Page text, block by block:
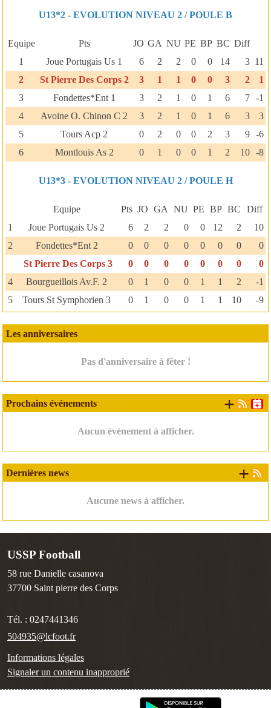
U13*2 - EVOLUTION NIVEAU 2 / POULE B
Equipe Pts JO GA NU PE BP BC Diff
1
Joue Portugais Us 1 6 2 2 0 0 14 3 11
2
St Pierre Des Corps 2 3 1 1 0 0 3 2
1
3
Fondettes*Ent 1 3 2 1 0 1 6 7 -1
4
Avoine O. Chinon C 2 3 2 1 0 1 6 3
3
5
Tours Acp 2 0 2 0 0 2 3 9 -6
6
Montlouis As 2 0 1 0 0 1 2 10 -8
U13*3 - EVOLUTION NIVEAU 2 / POULE H
Equipe Pts JO GA NU PE BP BC
Diff
1
Joue Portugais Us 2 6 2 2 0 0 12 2
10
2
Fondettes*Ent 2 0 0 0 0 0 0 0
0
St Pierre Des Corps 3
0 0 0 0 0 0 0
0
4
Bourgueillois Av.F. 2 0 1 0 0 1 1 2
-1
5
Tours St Symphorien 3 0 1 0 0 1 1 10 -9
Les anniversaires
Pas d'anniversaire à fêter !
Prochains événements
Aucun évènement à afficher.
+
Dernières news
Aucune news à afficher.
+
USSP Football
58 rue Danielle casanova
37700 Saint pierre des Corps
Tél. : 0247441346
504935@lcfoot.fr
Informations légales
Signaler un contenu inapproprié